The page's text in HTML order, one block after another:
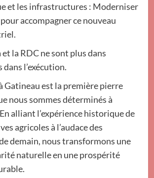
et les infrastructures : Moderniser
accompagner ce nouveau
et la RDC ne sont plus dans
dans l’exécution.
Gatineau est la première pierre
nous sommes déterminés à
alliant l’expérience historique de
agricoles à l’audace des
demain, nous transformons une
naturelle en une prospérité